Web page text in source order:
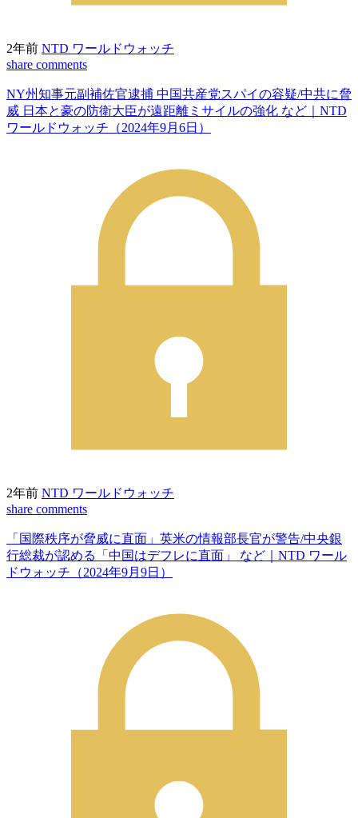
2年前 NTD ワールドウォッチ
share comments
NY州知事元副補佐官逮捕 中国共産党スパイの容疑/中共に脅
威 日本と豪の防衛大臣が遠距離ミサイルの強化 など｜NTD
ワールドウォッチ（2024年9月6日）
2年前 NTD ワールドウォッチ
share comments
「国際秩序が脅威に直面」英米の情報部長官が警告/中央銀
行総裁が認める「中国はデフレに直面」 など｜NTD ワール
ドウォッチ（2024年9月9日）